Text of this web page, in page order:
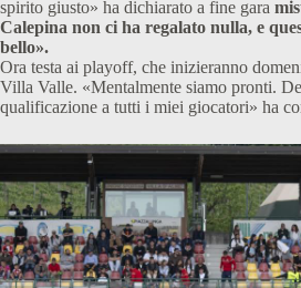
spirito giusto» ha dichiarato a fine gara
Calepina non ci ha regalato nulla, e
bello».
Ora testa ai playoff, che inizieranno
Villa Valle. «Mentalmente siamo pronti.
qualificazione a tutti i miei giocatori» ha